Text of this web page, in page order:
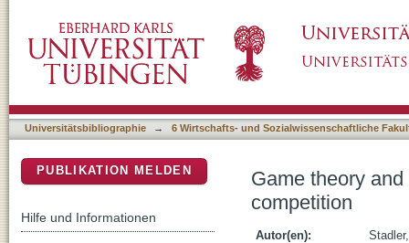
Universitätsbibliographie → 6 Wirtschafts- und Sozialwissenschaftliche
Game theory
competition
Autor(en):
PUBLIKATION MELDEN
Hilfe und Informationen